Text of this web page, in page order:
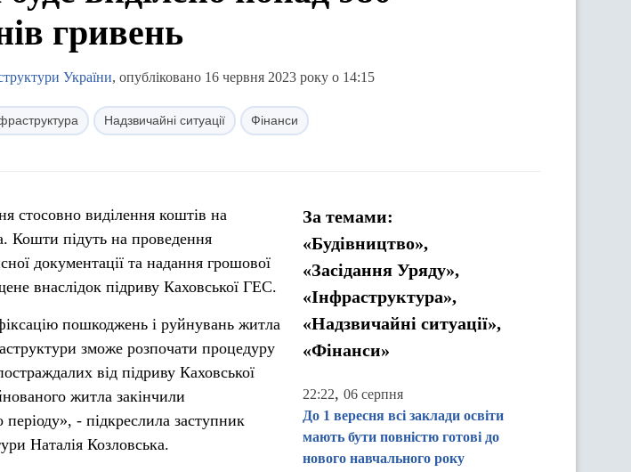
гривень
України, опубліковано 16 червня 2023 року о 14:15
Надзвичайні ситуації Фінанси
стосовно виділення коштів на
Кошти підуть на проведення
документації та надання грошової
внаслідок підриву Каховської ГЕС.
пошкоджень і руйнувань житла
зможе розпочати процедуру
від підриву Каховської
житла закінчили
- підкреслила заступник
Наталія Козловська.
За темами:
«Будівництво»,
«Засідання Уряду»,
«Інфраструктура»,
«Надзвичайні ситуації»,
«Фінанси»
22:22, 06 серпня
До 1 вересня всі заклади освіти
мають бути повністю готові до
нового навчального року